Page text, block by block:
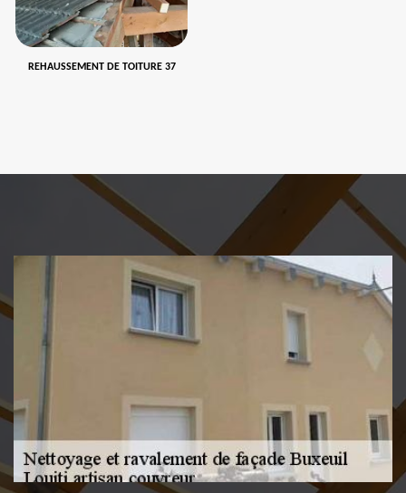
REHAUSSEMENT DE TOITURE 37